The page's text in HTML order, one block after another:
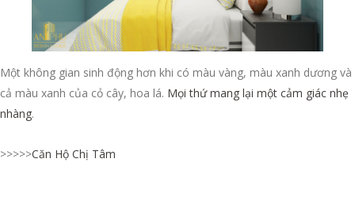
Một không gian sinh động hơn khi có màu vàng, màu xanh dương và
cả màu xanh của cỏ cây, hoa lá. Mọi thứ mang lại một cảm giác nhẹ
nhàng.
>>>>>Căn Hộ Chị Tâm